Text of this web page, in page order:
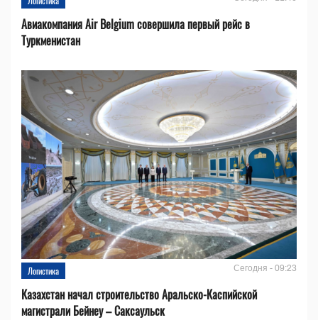
Авиакомпания Air Belgium совершила первый рейс в
Туркменистан
Логистика Сегодня - 09:23
Казахстан начал строительство Аральско-Каспийской
магистрали Бейнеу – Саксаульск